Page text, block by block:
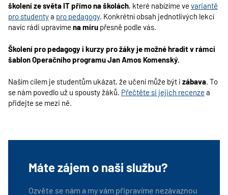
školení ze světa IT přímo na školách, které nabízíme ve variantě
pro studentya pro pedagogy. Konkrétní obsah jednotlivých lekcí
navíc rádi upravíme na míru přesně podle vás.
Školení pro pedagogy i kurzy pro žáky je možné hradit v rámci
šablon Operačního programu Jan Amos Komenský.
Naším cílem je studentům ukázat, že učení může být i zábava. To
se nám povedlo už u spousty žáků. Přečtěte si jejich recenze a
přidejte se mezi ně.
Máte zájem o naši službu?
Ozvěte se nám a my vám připravíme nezávaznou